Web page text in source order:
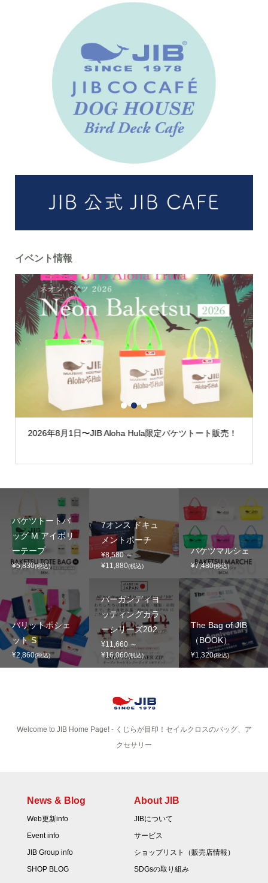
イベント情報
2026年8月1日〜JIB Aloha Hula限定バケツトート販売！
1 2 3
バケツトートバ
ッグ M アイボリ
ーテープ
¥5,830(税込)
7オンス ドキュ
メントポーチ
¥8,580 ～
¥11,880(税込)
バケツマルシェ
¥7,480(税込)
バリットポシェ
ット S
¥2,860(税込)
バーガンディヨ
ッティングカラ
ーシリーズ202...
¥11,660 ～
¥16,060(税込)
The Bag of JIB
（BOOK）
¥1,320(税込)
Welcome to JIB Home Page! ‐ くじらが目印！セイルクロスのバッグ、ア
クセサリー
News & Blog
Web更新info
Event info
JIB Group info
SHOP BLOG
About JIB
JIBについて
サービス
ショップリスト（販売店情報）
SDGsの取り組み